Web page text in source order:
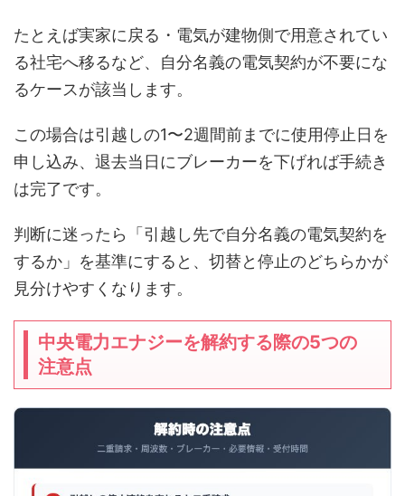
たとえば実家に戻る・電気が建物側で用意されてい
る社宅へ移るなど、自分名義の電気契約が不要にな
るケースが該当します。
この場合は引越しの1〜2週間前までに使用停止日を
申し込み、退去当日にブレーカーを下げれば手続き
は完了です。
判断に迷ったら「引越し先で自分名義の電気契約を
するか」を基準にすると、切替と停止のどちらかが
見分けやすくなります。
中央電力エナジーを解約する際の5つの
注意点